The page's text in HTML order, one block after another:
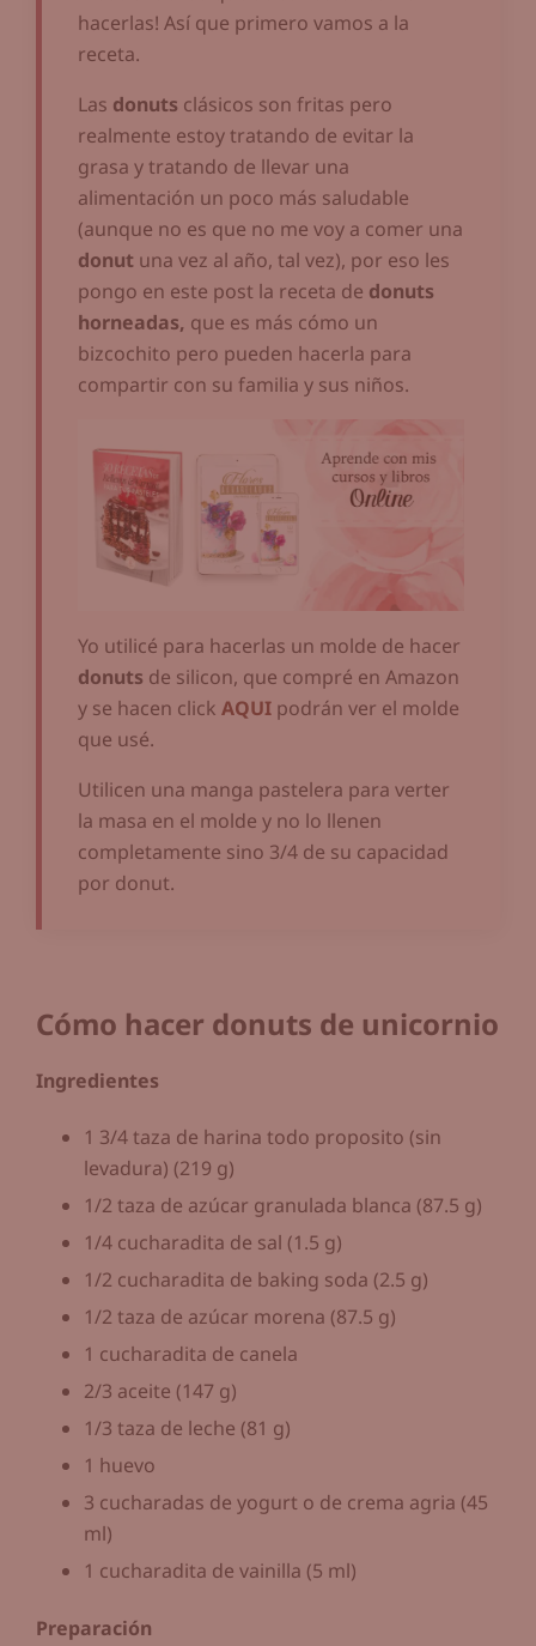
hacerlas! Así que primero vamos a la
receta.
Las donuts clásicos son fritas pero
realmente estoy tratando de evitar la
grasa y tratando de llevar una
alimentación un poco más saludable
(aunque no es que no me voy a comer una
donut una vez al año, tal vez), por eso les
pongo en este post la receta de donuts
horneadas, que es más cómo un
bizcochito pero pueden hacerla para
compartir con su familia y sus niños.
Yo utilicé para hacerlas un molde de hacer
donuts de silicon, que compré en Amazon
y se hacen click AQUI podrán ver el molde
que usé.
Utilicen una manga pastelera para verter
la masa en el molde y no lo llenen
completamente sino 3/4 de su capacidad
por donut.
Cómo hacer donuts de unicornio
Ingredientes
1 3/4 taza de harina todo proposito (sin
levadura) (219 g)
1/2 taza de azúcar granulada blanca (87.5 g)
1/4 cucharadita de sal (1.5 g)
1/2 cucharadita de baking soda (2.5 g)
1/2 taza de azúcar morena (87.5 g)
1 cucharadita de canela
2/3 aceite (147 g)
1/3 taza de leche (81 g)
1 huevo
3 cucharadas de yogurt o de crema agria (45
ml)
1 cucharadita de vainilla (5 ml)
Preparación